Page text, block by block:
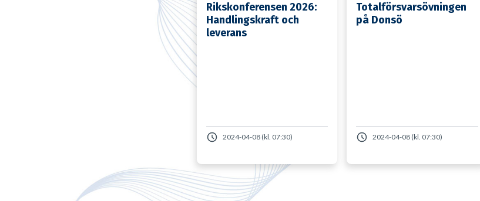
Rikskonferensen 2026:
Handlingskraft och
leverans
2024-04-08 (kl. 07:30)
Totalförsvarsövningen
på Donsö
2024-04-08 (kl. 07:30)